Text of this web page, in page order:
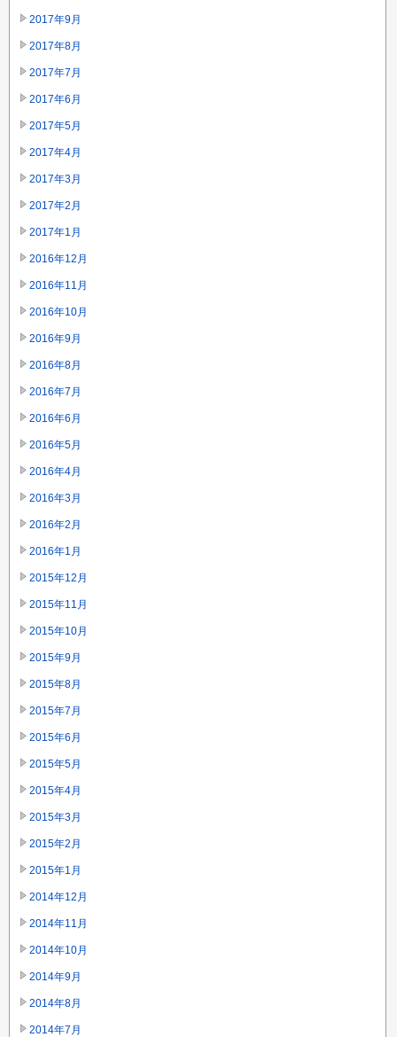
2017年9月
2017年8月
2017年7月
2017年6月
2017年5月
2017年4月
2017年3月
2017年2月
2017年1月
2016年12月
2016年11月
2016年10月
2016年9月
2016年8月
2016年7月
2016年6月
2016年5月
2016年4月
2016年3月
2016年2月
2016年1月
2015年12月
2015年11月
2015年10月
2015年9月
2015年8月
2015年7月
2015年6月
2015年5月
2015年4月
2015年3月
2015年2月
2015年1月
2014年12月
2014年11月
2014年10月
2014年9月
2014年8月
2014年7月